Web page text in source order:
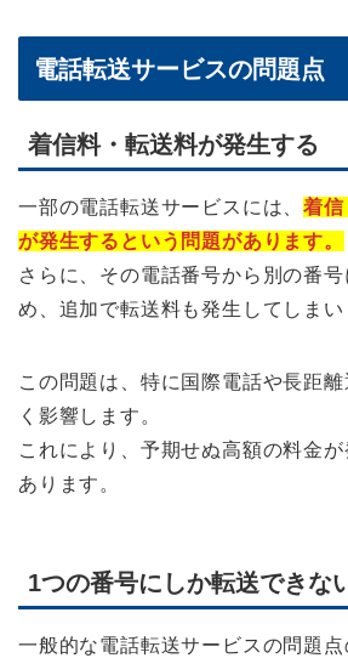
電話転送サービスの問題点
着信料・転送料が発生する
一部の電話転送サービスには、着
が発生するという問題があります。
さらに、その電話番号から別の番
め、追加で転送料も発生してしまい
この問題は、特に国際電話や長距
く影響します。
これにより、予期せぬ高額の料金
あります。
1つの番号にしか転送できな
一般的な電話転送サービスの問題